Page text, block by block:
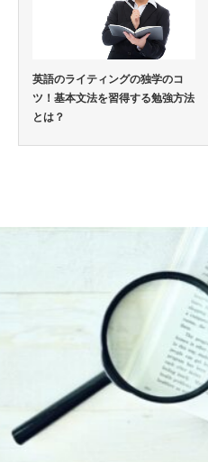
英語のライティングの独学のコ
ツ！基本文法を習得する勉強方法
とは？